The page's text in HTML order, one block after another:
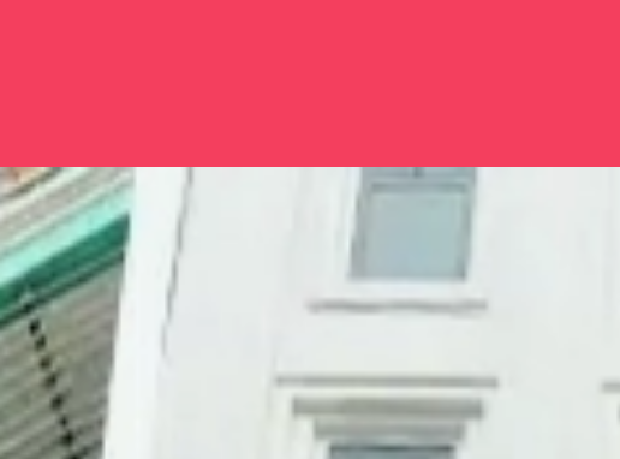
Đang mở https://issiloo.edu.vn/avatar-naruto-ngau